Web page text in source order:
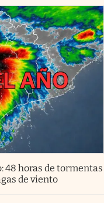
48 horas de tormentas
de viento